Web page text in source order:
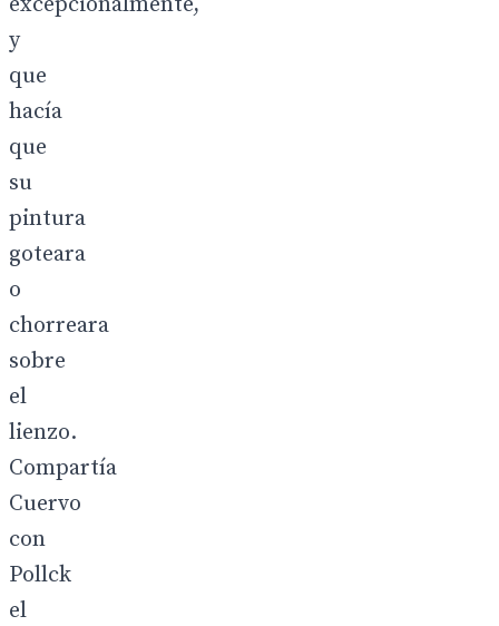
y
que
hacía
que
su
pintura
goteara
o
chorreara
sobre
el
lienzo.
Compartía
Cuervo
con
Pollck
el